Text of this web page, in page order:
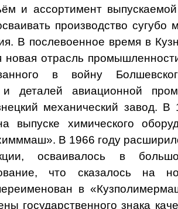
и ассортимент
производство сугубо
В послевоенное время в
новая отрасль
в войну
и деталей авиационной
механический завод.
выпуске химического
В 1966 году
осваивалось в
что сказалось на
в
государственного знака